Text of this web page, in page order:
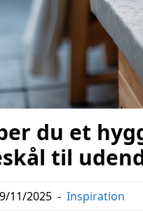
du et
til
11/2025 - Inspiration